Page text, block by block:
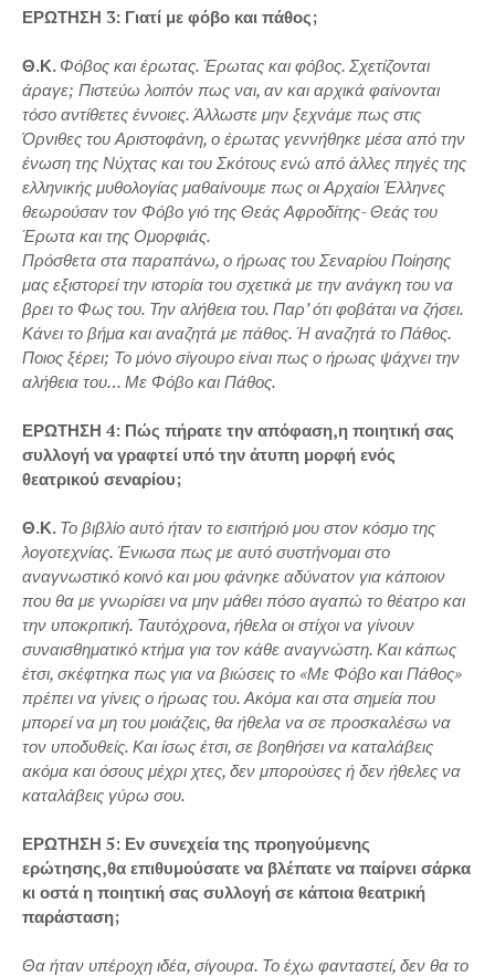
ΕΡΩΤΗΣΗ 3: Γιατί με φόβο και πάθος;
Θ.Κ. Φόβος και έρωτας. Έρωτας και φόβος. Σχετίζονται
άραγε; Πιστεύω λοιπόν πως ναι, αν και αρχικά φαίνονται
τόσο αντίθετες έννοιες. Άλλωστε μην ξεχνάμε πως στις
Όρνιθες του Αριστοφάνη, ο έρωτας γεννήθηκε μέσα από την
ένωση της Νύχτας και του Σκότους ενώ από άλλες πηγές της
ελληνικής μυθολογίας μαθαίνουμε πως οι Αρχαίοι Έλληνες
θεωρούσαν τον Φόβο γιό της Θεάς Αφροδίτης- Θεάς του
Έρωτα και της Ομορφιάς.
Πρόσθετα στα παραπάνω, ο ήρωας του Σεναρίου Ποίησης
μας εξιστορεί την ιστορία του σχετικά με την ανάγκη του να
βρει το Φως του. Την αλήθεια του. Παρ’ ότι φοβάται να ζήσει.
Κάνει το βήμα και αναζητά με πάθος. Ή αναζητά το Πάθος.
Ποιος ξέρει; Το μόνο σίγουρο είναι πως ο ήρωας ψάχνει την
αλήθεια του… Με Φόβο και Πάθος.
ΕΡΩΤΗΣΗ 4: Πώς πήρατε την απόφαση,η ποιητική σας
συλλογή να γραφτεί υπό την άτυπη μορφή ενός
θεατρικού σεναρίου;
Θ.Κ. Το βιβλίο αυτό ήταν το εισιτήριό μου στον κόσμο της
λογοτεχνίας. Ένιωσα πως με αυτό συστήνομαι στο
αναγνωστικό κοινό και μου φάνηκε αδύνατον για κάποιον
που θα με γνωρίσει να μην μάθει πόσο αγαπώ το θέατρο και
την υποκριτική. Ταυτόχρονα, ήθελα οι στίχοι να γίνουν
συναισθηματικό κτήμα για τον κάθε αναγνώστη. Και κάπως
έτσι, σκέφτηκα πως για να βιώσεις το «Με Φόβο και Πάθος»
πρέπει να γίνεις ο ήρωας του. Ακόμα και στα σημεία που
μπορεί να μη του μοιάζεις, θα ήθελα να σε προσκαλέσω να
τον υποδυθείς. Και ίσως έτσι, σε βοηθήσει να καταλάβεις
ακόμα και όσους μέχρι χτες, δεν μπορούσες ή δεν ήθελες να
καταλάβεις γύρω σου.
ΕΡΩΤΗΣΗ 5: Εν συνεχεία της προηγούμενης
ερώτησης,θα επιθυμούσατε να βλέπατε να παίρνει σάρκα
κι οστά η ποιητική σας συλλογή σε κάποια θεατρική
παράσταση;
Θα ήταν υπέροχη ιδέα, σίγουρα. Το έχω φανταστεί, δεν θα το